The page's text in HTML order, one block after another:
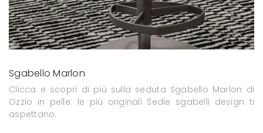
Sgabello Marlon
Clicca e scopri di più sulla seduta Sgabello Marlon di
Ozzio in pelle: le più originali Sedie sgabelli design ti
aspettano.